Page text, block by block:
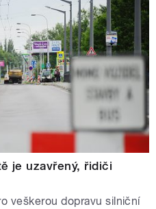
je uzavřený, řidiči
veškerou dopravu silniční